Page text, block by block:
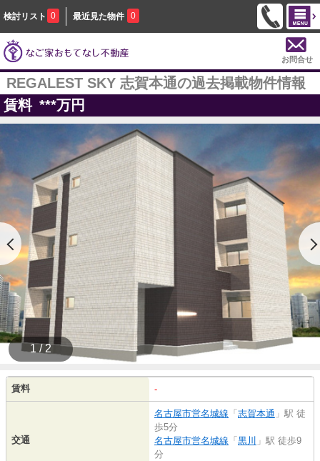
検討リスト 0 最近見た物件 0
お問合せ
REGALEST SKY 志賀本通の過去掲載物件情報
賃料 ***万円
1 / 2
賃料 -
交通
名古屋市営名城線 「 志賀本通 」駅 徒
歩5分
名古屋市営名城線 「 黒川 」駅 徒歩9
分